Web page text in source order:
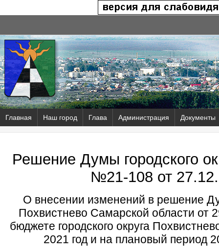
Главная Наш город Глава Администрация Документы
Решение Думы городского
№21-108 от
О внесении изменений в решение
Похвистнево Самарской области от
бюджете городского округа
2021 год и на плановый период